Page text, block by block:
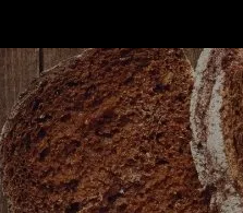
nemen van hun
binnen de productie.